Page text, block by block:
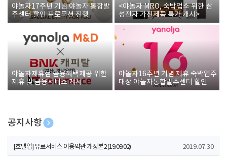
야놀자17주년 기념 야놀자 통합발
주센터 할인 프로모션 진행
<야놀자 MRO, 숙박업소 위한 삼
성전자 가전제품 특가 개시>
야놀자제휴점 금융혜택제공 위한
제휴 및 금융서비스 게시
야놀자16주년 기념 제휴 숙박업주
대상 야놀자통합발주센터 할인쿠
폰 증정
공지사항
[호텔업] 개인정보 처리방침 개정본1 (19.09.02)
[호텔업] 유료서비스 이용약관 개정본2 (19.09.02) 2019.07.30